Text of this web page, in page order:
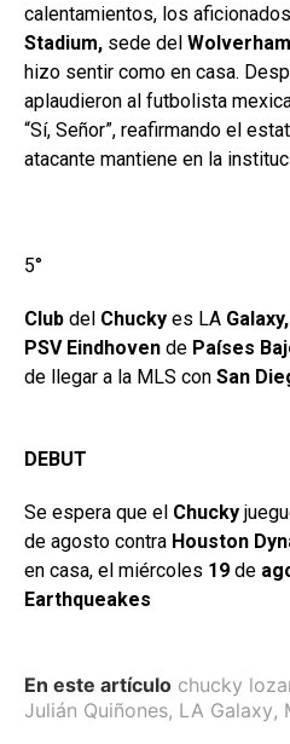
calentamientos, los
Stadium, sede del
hizo sentir como en casa.
aplaudieron al futbolista
“Sí, Señor”, reafirmando el
atacante mantiene en la
5°
Club del Chucky es LA Galaxy,
PSV Eindhoven de Países
de llegar a la MLS con San
DEBUT
Se espera que el Chucky
de agosto contra Houston
en casa, el miércoles 19 de
Earthqueakes
En este artículo chucky
Julián Quiñones, LA Galaxy,